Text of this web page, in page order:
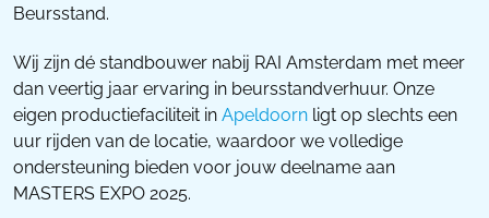
Beursstand.
Wij zijn dé standbouwer nabij RAI Amsterdam met meer
dan veertig jaar ervaring in beursstandverhuur. Onze
eigen productiefaciliteit in Apeldoorn ligt op slechts een
uur rijden van de locatie, waardoor we volledige
ondersteuning bieden voor jouw deelname aan
MASTERS EXPO 2025.